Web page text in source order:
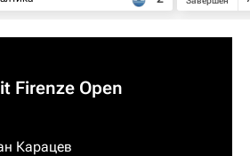
Firenze Open
Карацев